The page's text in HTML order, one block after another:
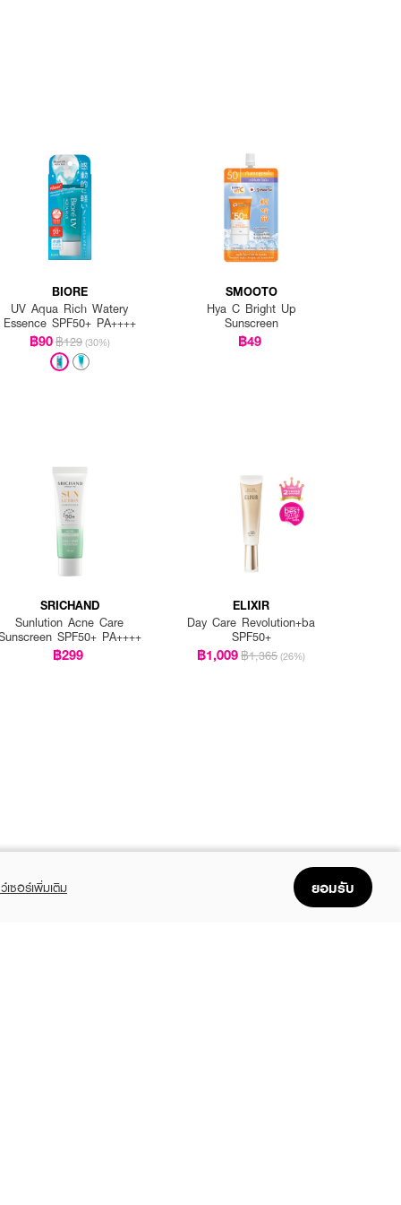
BIORE
UV Aqua Rich Watery
Essence SPF50+ PA++++
฿90฿129 (30%)
SMOOTO
Hya C Bright Up
Sunscreen
฿49
SRICHAND
Sunlution Acne Care
SPF50+ PA++++
฿299
ELIXIR
Day Care Revolution+ba
SPF50+
฿1,009฿1,365 (26%)
เซอร์เพิ่มเติม ยอมรับ